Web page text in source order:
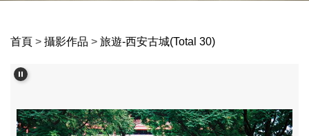
首頁 > 攝影作品 > 旅遊-西安古城(Total 30)